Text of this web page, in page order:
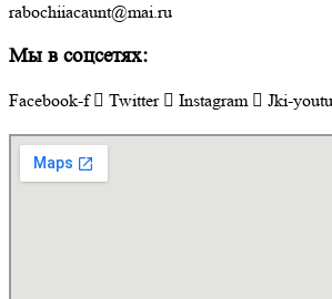
rabochiiacaunt@mai.ru
Мы в соцсетях:
Facebook-f Twitter Instagram Jki-